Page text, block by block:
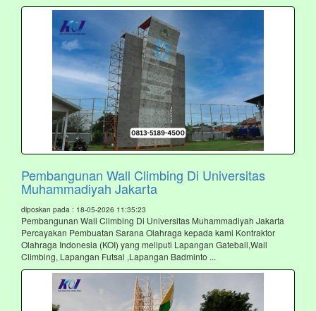
Pembangunan Wall Climbing Di Universitas
Muhammadiyah Jakarta
diposkan pada : 18-05-2026 11:35:23
Pembangunan Wall Climbing Di Universitas Muhammadiyah Jakarta
Percayakan Pembuatan Sarana Olahraga kepada kami Kontraktor
Olahraga Indonesia (KOI) yang meliputi Lapangan Gateball,Wall
Climbing, Lapangan Futsal ,Lapangan Badminto ...